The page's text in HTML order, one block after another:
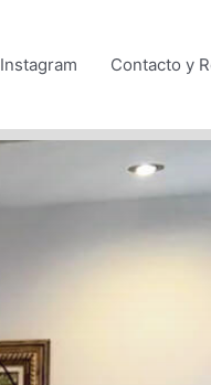
Instagram Contacto y